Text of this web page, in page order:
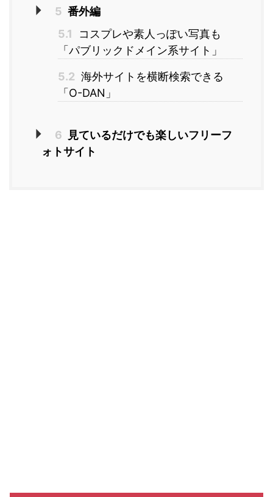
5 番外編
5.1
コスプレや素人っぽい写真も
「パブリックドメイン系サイト」
5.2 海外サイトを横断検索できる
「O-DAN」
6
見ているだけでも楽しいフリーフ
ォトサイト